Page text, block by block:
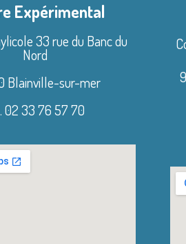
Expérimental
33 rue du Banc du
Nord
Blainville-sur-mer
02 33 76 57 70